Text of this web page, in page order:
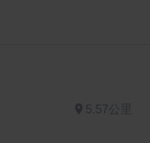
5.57公里